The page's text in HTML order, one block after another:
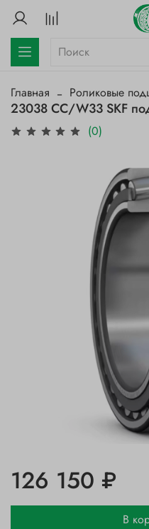
Главная Роликовые
23038 CC/W33 SKF
(0)
126 150 ₽
В